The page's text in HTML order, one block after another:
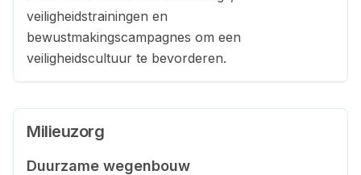
veiligheidstrainingen en
bewustmakingscampagnes om een
veiligheidscultuur te bevorderen.
Milieuzorg
Duurzame wegenbouw